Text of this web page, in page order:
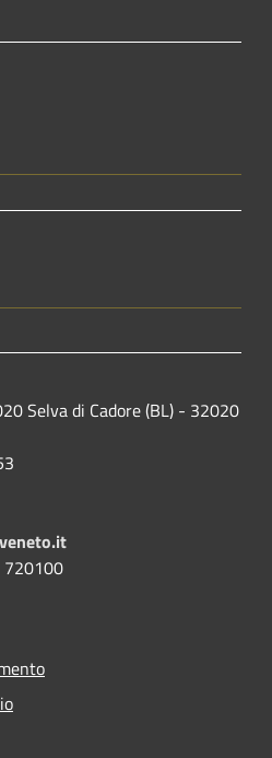
Selva di Cadore (BL) - 32020
720100